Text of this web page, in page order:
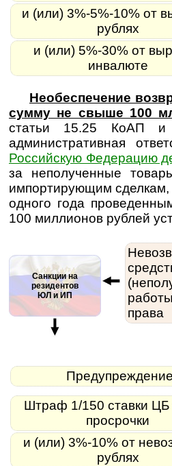
и (или) 3%-5%-10% от
рублях
и (или) 5%-30% от
инвалюте
Необеспечение
сумму не свыше 100
статьи 15.25 КоАП
административная
Российскую Федерацию
за неполученные
импортирующим сделкам,
одного года
100 миллионов рублей
Санкции на
резидентов
ЮЛ и ИП
права
Предупреждение
Штраф 1/150 ставки ЦБ
просрочки
и (или) 3%-10% от
рублях